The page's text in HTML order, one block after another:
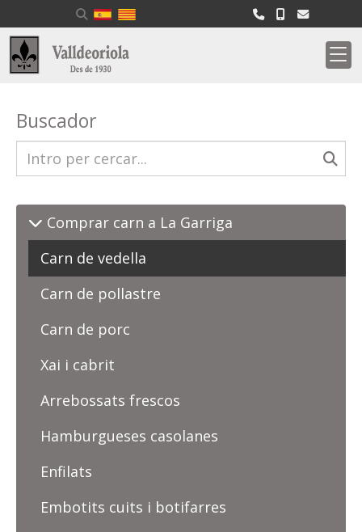
Buscador
Comprar carn a La Garriga
Carn de vedella
Carn de pollastre
Carn de porc
Xai i cabrit
Arrebossats frescos
Hamburgueses casolanes
Enfilats
Embotits cuits i botifarres